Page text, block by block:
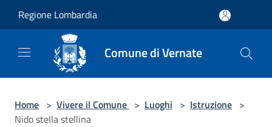
Regione Lombardia
Comune di Vernate
Home > Vivere il Comune > Luoghi > Istruzione >
Nido stella stellina